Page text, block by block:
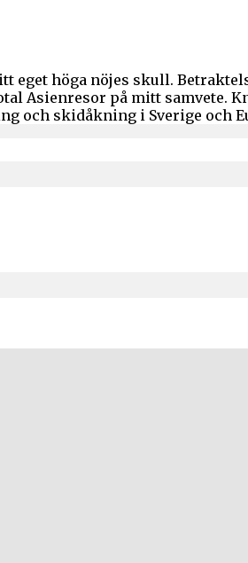
höga nöjes skull.
Asienresor på mitt samvete.
och skidåkning i Sverige och